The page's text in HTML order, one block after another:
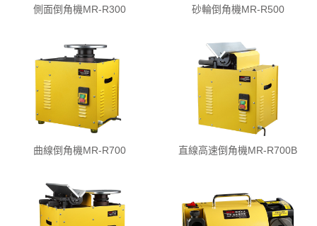
側面倒角機MR-R300 砂輪倒角機MR-R500
曲線倒角機MR-R700 直線高速倒角機MR-R700B